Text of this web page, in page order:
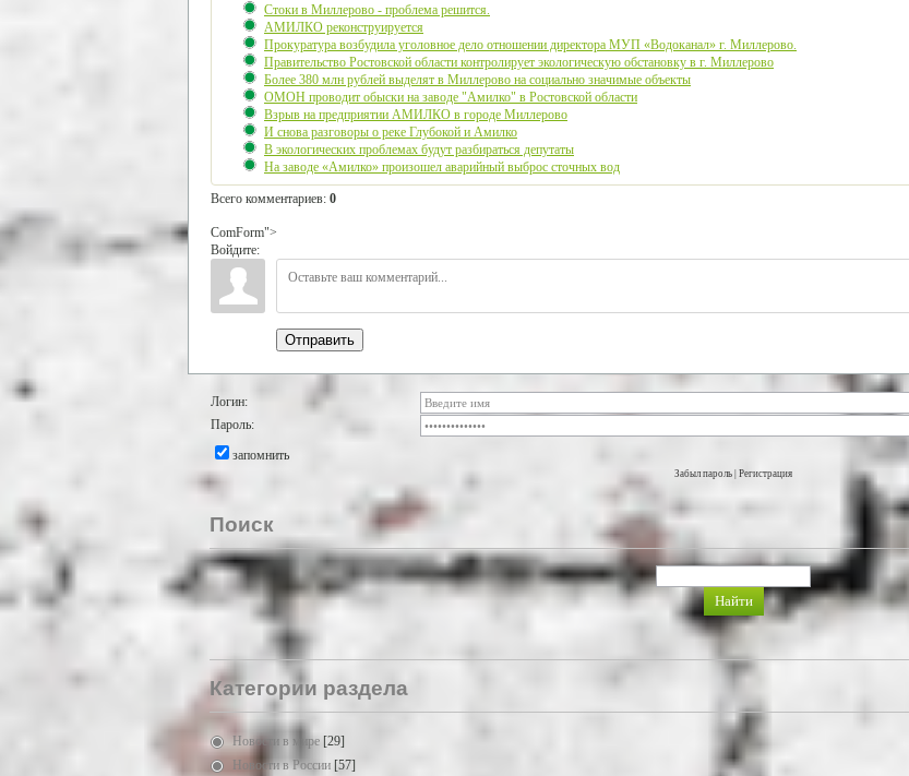
Стоки в Миллерово - проблема решится.
АМИЛКО реконструируется
Прокуратура возбудила уголовное дело отношении директора МУП «Водоканал» г. Миллерово.
Правительство Ростовской области контролирует экологическую обстановку в г. Миллерово
Более 380 млн рублей выделят в Миллерово на социально значимые объекты
ОМОН проводит обыски на заводе "Амилко" в Ростовской области
Взрыв на предприятии АМИЛКО в городе Миллерово
И снова разговоры о реке Глубокой и Амилко
В экологических проблемах будут разбираться депутаты
На заводе «Амилко» произошел аварийный выброс сточных вод
Всего комментариев: 0
ComForm">
Войдите:
Отправить
Логин:
Пароль:
запомнить
Забыл пароль Регистрация
Поиск
Категории раздела
Новости в мире [29]
Новости в России [57]